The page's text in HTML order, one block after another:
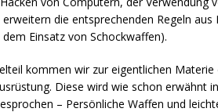
die entsprechenden Regeln aus
dem Einsatz von Schockwaffen).
kommen wir zur eigentlichen Materie
Diese wird wie schon erwähnt
– Persönliche Waffen und